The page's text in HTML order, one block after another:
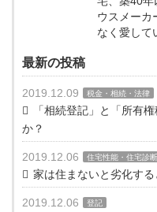
ウスメーカ
なく愛して
最新の投稿
2019.12.09 税金・相続・法律
「相続登記」と「所有
か？
2019.12.06 住宅性能・住宅診断
家は住まないと劣化す
2019.12.06 登記